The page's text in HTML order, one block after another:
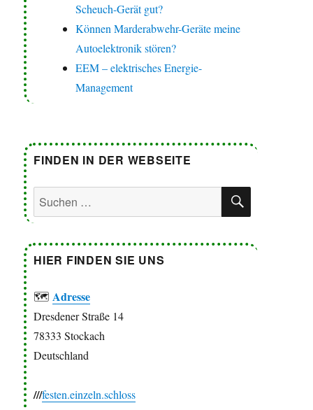
Scheuch-Gerät gut?
Können Marderabwehr-Geräte meine
Autoelektronik stören?
EEM – elektrisches Energie-
Management
FINDEN IN DER WEBSEITE
Suchen
nach:
SUCHEN
HIER FINDEN SIE UNS
🗺 Adresse
Dresdener Straße 14
78333 Stockach
Deutschland
///festen.einzeln.schloss